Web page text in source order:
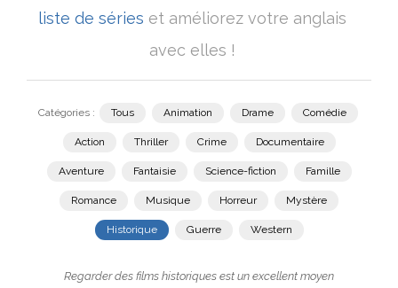
liste de séries et améliorez votre anglais
avec elles !
Catégories : Tous Animation Drame Comédie
Action Thriller Crime Documentaire
Aventure Fantaisie Science-fiction Famille
Romance Musique Horreur Mystère
Historique Guerre Western
Regarder des films historiques est un excellent moyen